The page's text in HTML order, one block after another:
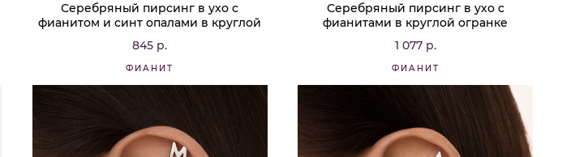
Серебряный пирсинг в ухо с
фианитом и синт опалами в круглой
845 р.
ФИАНИТ
Серебряный пирсинг в ухо с
фианитами в круглой огранке
1 077 р.
ФИАНИТ